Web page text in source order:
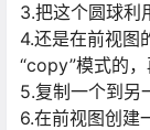
3.把这个圆球利
4.还是在前视图
“copy”模式的
5.复制一个到另
6.在前视图创建